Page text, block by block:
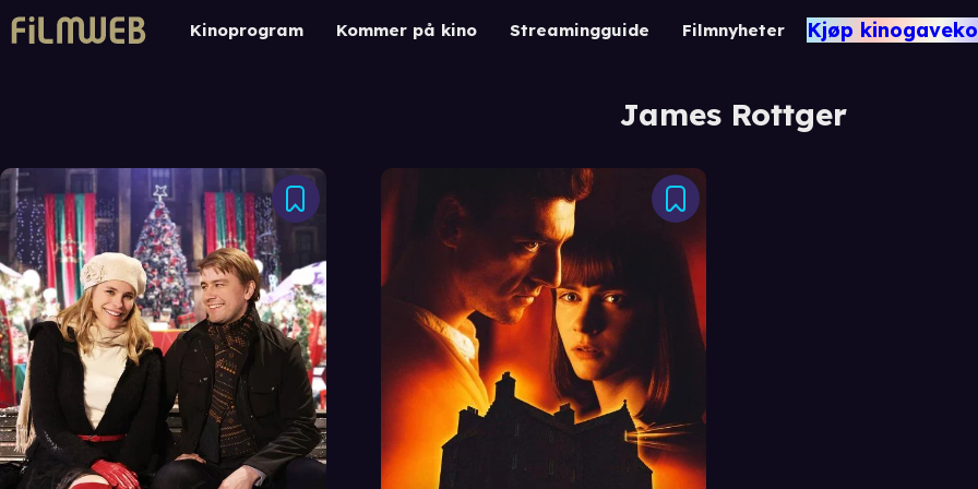
Kinoprogram Kommer på kino Streamingguide Filmnyheter Kjøp
James Rottger